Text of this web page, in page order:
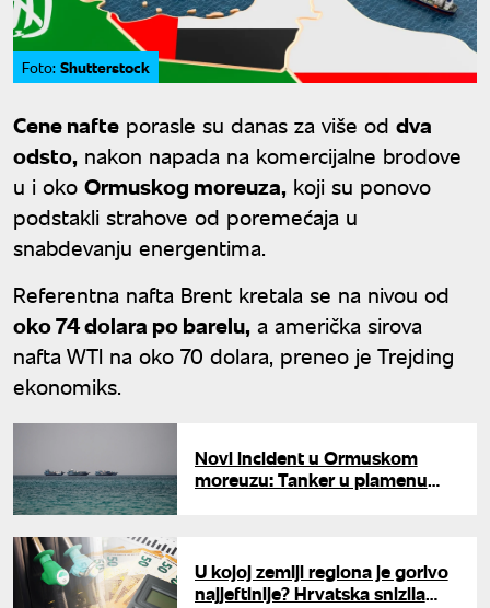
Foto: Shutterstock
Cene nafte porasle su danas za više od dva
odsto, nakon napada na komercijalne brodove
u i oko Ormuskog moreuza, koji su ponovo
podstakli strahove od poremećaja u
snabdevanju energentima.
Referentna nafta Brent kretala se na nivou od
oko 74 dolara po barelu, a američka sirova
nafta WTI na oko 70 dolara, preneo je Trejding
ekonomiks.
Novi incident u Ormuskom
moreuzu: Tanker u plamenu
U kojoj zemlji regiona je gorivo
najjeftinije? Hrvatska snizila